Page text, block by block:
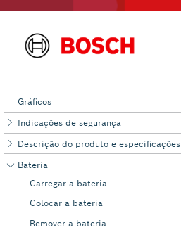
Gráficos
Indicações de segurança
Descrição do produto e especificações
Bateria
Carregar a bateria
Colocar a bateria
Remover a bateria